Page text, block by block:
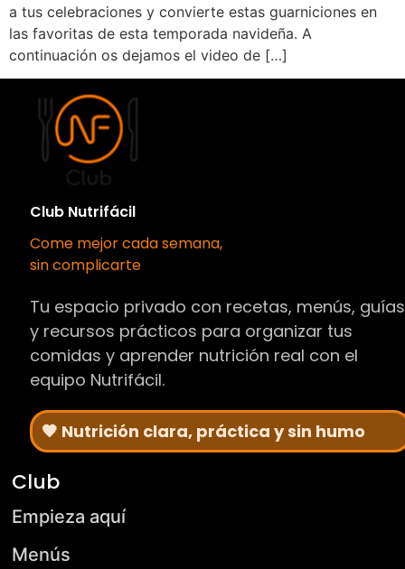
a tus celebraciones y convierte estas guarniciones en
las favoritas de esta temporada navideña. A
continuación os dejamos el video de […]
Club Nutrifácil
Come mejor cada semana,
sin complicarte
Tu espacio privado con recetas, menús, guías
y recursos prácticos para organizar tus
comidas y aprender nutrición real con el
equipo Nutrifácil.
🧡 Nutrición clara, práctica y sin humo
Club
Empieza aquí
Menús